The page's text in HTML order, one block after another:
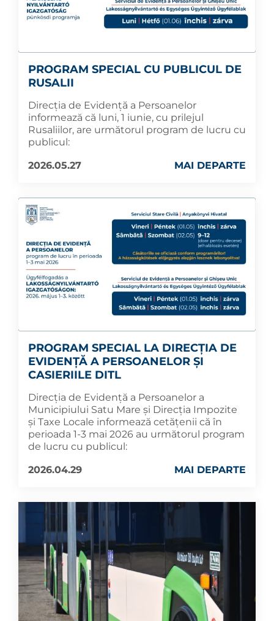
PROGRAM SPECIAL CU PUBLICUL DE
RUSALII
Direcția de Evidență a Persoanelor
informează că luni, 1 iunie, cu prilejul
Rusaliilor, are următorul program de lucru cu
publicul:
2026.05.27
MAI DEPARTE
PROGRAM SPECIAL LA DIRECȚIA DE
EVIDENȚĂ A PERSOANELOR ȘI
CASIERIILE DITL
Direcția de Evidență a Persoanelor a
Municipiului Satu Mare și Direcția Impozite
și Taxe Locale informează cetățenii că în
perioada 1-3 mai 2026 au următorul program
de lucru cu publicul:
2026.04.29
MAI DEPARTE